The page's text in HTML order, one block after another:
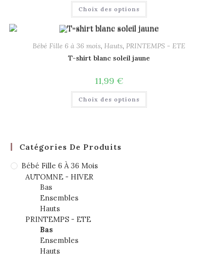
Choix des options
Bébé Fille 6 à 36 mois, Hauts, PRINTEMPS - ETE
T-shirt blanc soleil jaune
11,99 €
Choix des options
Catégories De Produits
Bébé Fille 6 À 36 Mois
AUTOMNE - HIVER
Bas
Ensembles
Hauts
PRINTEMPS - ETE
Bas
Ensembles
Hauts